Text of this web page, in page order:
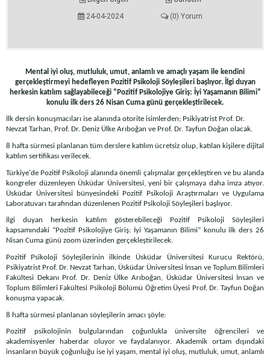
24-04-2024
(0) Yorum
Mental iyi oluş, mutluluk, umut, anlamlı ve amaçlı yaşam ile kendini
gerçekleştirmeyi hedefleyen Pozitif Psikoloji Söyleşileri başlıyor. İlgi duyan
herkesin katılım sağlayabileceği “Pozitif Psikolojiye Giriş: İyi Yaşamanın Bilimi”
konulu ilk ders 26 Nisan Cuma günü gerçekleştirilecek.
İlk dersin konuşmacıları ise alanında otorite isimlerden; Psikiyatrist Prof. Dr.
Nevzat Tarhan, Prof. Dr. Deniz Ülke Arıboğan ve Prof. Dr. Tayfun Doğan olacak.
8 hafta sürmesi planlanan tüm derslere katılım ücretsiz olup, katılan kişilere dijital
katılım sertifikası verilecek.
Türkiye'de Pozitif Psikoloji alanında önemli çalışmalar gerçekleştiren ve bu alanda
kongreler düzenleyen Üsküdar Üniversitesi, yeni bir çalışmaya daha imza atıyor.
Üsküdar Üniversitesi bünyesindeki Pozitif Psikoloji Araştırmaları ve Uygulama
Laboratuvarı tarafından düzenlenen Pozitif Psikoloji Söyleşileri başlıyor.
İlgi duyan herkesin katılım gösterebileceği Pozitif Psikoloji Söyleşileri
kapsamındaki “Pozitif Psikolojiye Giriş: İyi Yaşamanın Bilimi” konulu ilk ders 26
Nisan Cuma günü zoom üzerinden gerçekleştirilecek.
Pozitif Psikoloji Söyleşilerinin ilkinde Üsküdar Üniversitesi Kurucu Rektörü,
Psikiyatrist Prof. Dr. Nevzat Tarhan, Üsküdar Üniversitesi İnsan ve Toplum Bilimleri
Fakültesi Dekanı Prof. Dr. Deniz Ülke Arıboğan, Üsküdar Üniversitesi İnsan ve
Toplum Bilimleri Fakültesi Psikoloji Bölümü Öğretim Üyesi Prof. Dr. Tayfun Doğan
konuşma yapacak.
8 hafta sürmesi planlanan söyleşilerin amacı şöyle:
Pozitif psikolojinin bulgularından çoğunlukla üniversite öğrencileri ve
akademisyenler haberdar oluyor ve faydalanıyor. Akademik ortam dışındaki
insanların büyük çoğunluğu ise iyi yaşam, mental iyi oluş, mutluluk, umut, anlamlı